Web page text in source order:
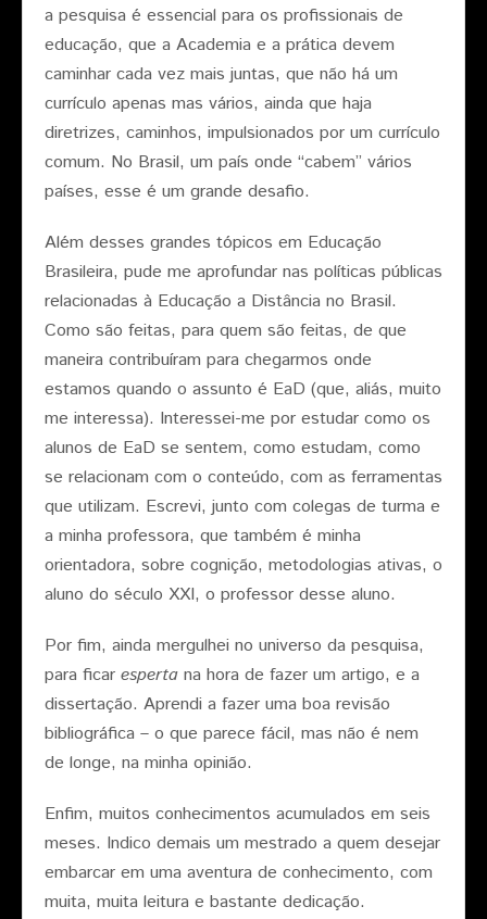
a pesquisa é essencial para os profissionais de
educação, que a Academia e a prática devem
caminhar cada vez mais juntas, que não há um
currículo apenas mas vários, ainda que haja
diretrizes, caminhos, impulsionados por um currículo
comum. No Brasil, um país onde “cabem” vários
países, esse é um grande desafio.
Além desses grandes tópicos em Educação
Brasileira, pude me aprofundar nas políticas públicas
relacionadas à Educação a Distância no Brasil.
Como são feitas, para quem são feitas, de que
maneira contribuíram para chegarmos onde
estamos quando o assunto é EaD (que, aliás, muito
me interessa). Interessei-me por estudar como os
alunos de EaD se sentem, como estudam, como
se relacionam com o conteúdo, com as ferramentas
que utilizam. Escrevi, junto com colegas de turma e
a minha professora, que também é minha
orientadora, sobre cognição, metodologias ativas, o
aluno do século XXI, o professor desse aluno.
Por fim, ainda mergulhei no universo da pesquisa,
para ficar esperta na hora de fazer um artigo, e a
dissertação. Aprendi a fazer uma boa revisão
bibliográfica – o que parece fácil, mas não é nem
de longe, na minha opinião.
Enfim, muitos conhecimentos acumulados em seis
meses. Indico demais um mestrado a quem desejar
embarcar em uma aventura de conhecimento, com
muita, muita leitura e bastante dedicação.